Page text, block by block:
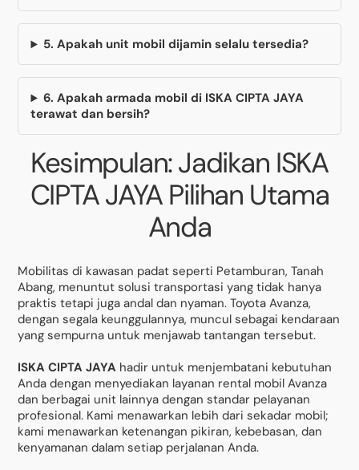
5. Apakah unit mobil dijamin selalu tersedia?
6. Apakah armada mobil di ISKA CIPTA JAYA
terawat dan bersih?
Kesimpulan: Jadikan ISKA
CIPTA JAYA Pilihan Utama
Anda
Mobilitas di kawasan padat seperti Petamburan, Tanah
Abang, menuntut solusi transportasi yang tidak hanya
praktis tetapi juga andal dan nyaman. Toyota Avanza,
dengan segala keunggulannya, muncul sebagai kendaraan
yang sempurna untuk menjawab tantangan tersebut.
ISKA CIPTA JAYA hadir untuk menjembatani kebutuhan
Anda dengan menyediakan layanan rental mobil Avanza
dan berbagai unit lainnya dengan standar pelayanan
profesional. Kami menawarkan lebih dari sekadar mobil;
kami menawarkan ketenangan pikiran, kebebasan, dan
kenyamanan dalam setiap perjalanan Anda.